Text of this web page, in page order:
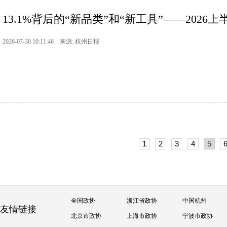
13.1%背后的“新品类”和“新工具”——2026上
2026-07-30 10:11:46 来源: 杭州日报
1 2 3 4 5 6
友情链接
全国政协 浙江省政协 中国杭州
北京市政协 上海市政协 宁波市政协